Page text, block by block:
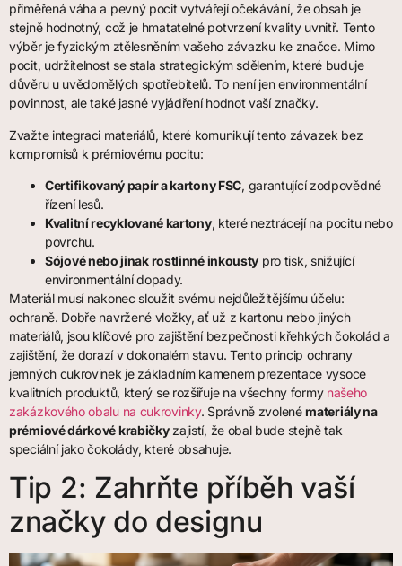
přiměřená váha a pevný pocit vytvářejí očekávání, že obsah je
stejně hodnotný, což je hmatatelné potvrzení kvality uvnitř. Tento
výběr je fyzickým ztělesněním vašeho závazku ke značce. Mimo
pocit, udržitelnost se stala strategickým sdělením, které buduje
důvěru u uvědomělých spotřebitelů. To není jen environmentální
povinnost, ale také jasné vyjádření hodnot vaší značky.
Zvažte integraci materiálů, které komunikují tento závazek bez
kompromisů k prémiovému pocitu:
Certifikovaný papír a kartony FSC, garantující zodpovědné
řízení lesů.
Kvalitní recyklované kartony, které neztrácejí na pocitu nebo
povrchu.
Sójové nebo jinak rostlinné inkousty pro tisk, snižující
environmentální dopady.
Materiál musí nakonec sloužit svému nejdůležitějšímu účelu:
ochraně. Dobře navržené vložky, ať už z kartonu nebo jiných
materiálů, jsou klíčové pro zajištění bezpečnosti křehkých čokolád a
zajištění, že dorazí v dokonalém stavu. Tento princip ochrany
jemných cukrovinek je základním kamenem prezentace vysoce
kvalitních produktů, který se rozšiřuje na všechny formy našeho
zakázkového obalu na cukrovinky. Správně zvolenémateriály na
prémiové dárkové krabičkyzajistí, že obal bude stejně tak
speciální jako čokolády, které obsahuje.
Tip 2: Zahrňte příběh vaší
značky do designu